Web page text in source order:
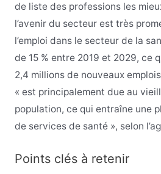
de liste des professions les
l’avenir du secteur est très
l’emploi dans le secteur de la
de 15 % entre 2019 et 2029, ce
2,4 millions de nouveaux
« est principalement due au
population, ce qui entraîne une
de services de santé », selon
Points clés à retenir